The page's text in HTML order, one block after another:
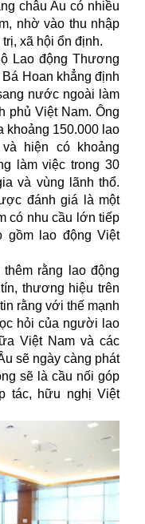
châu Âu có nhiều
nhờ vào thu nhập
xã hội ổn định.
Lao động Thương
Hoan khẳng định
nước ngoài làm
phủ Việt Nam. Ông
khoảng 150.000 lao
hiện có khoảng
làm việc trong 30
và vùng lãnh thổ.
đánh giá là một
có nhu cầu lớn tiếp
gồm lao động Việt
rằng lao động
thương hiệu trên
rằng với thế mạnh
hỏi của người lao
Việt Nam và các
sẽ ngày càng phát
sẽ là cầu nối góp
tác, hữu nghị Việt